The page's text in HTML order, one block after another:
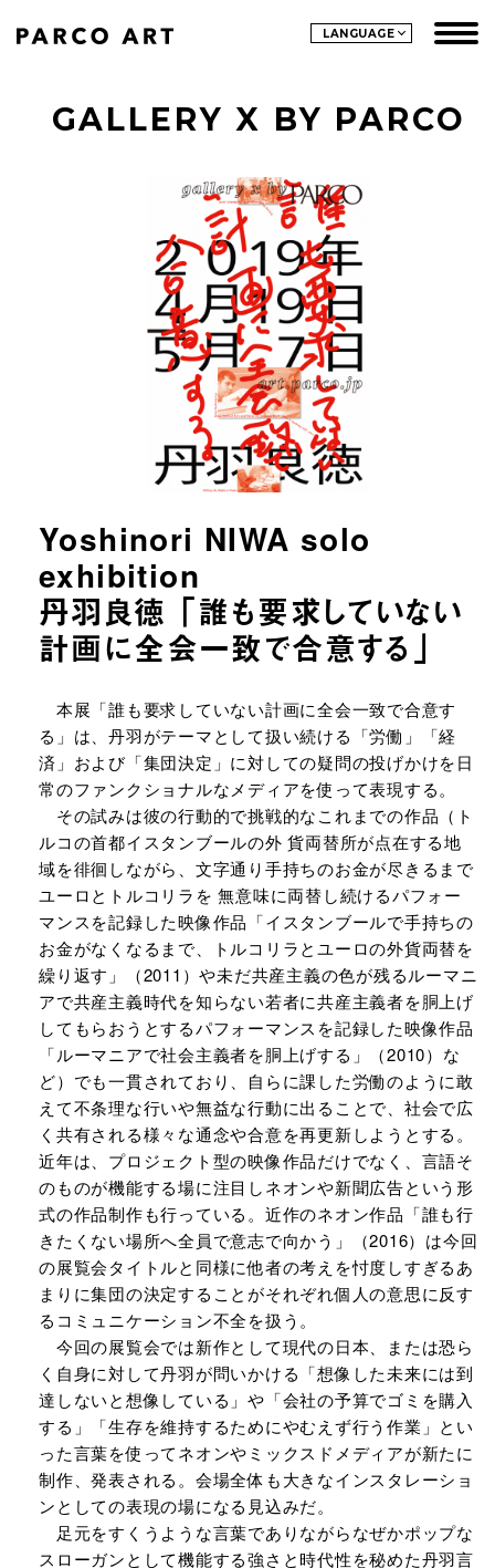
LANGUAGE
GALLERY X BY PARCO
Yoshinori NIWA solo
exhibition
丹羽良徳 「誰も要求していない
計画に全会一致で合意する」
URLをコピーする
本展「誰も要求していない計画に全会一致で合意す
る」は、丹羽がテーマとして扱い続ける「労働」「経
済」および「集団決定」に対しての疑問の投げかけを日
常のファンクショナルなメディアを使って表現する。
その試みは彼の行動的で挑戦的なこれまでの作品（ト
ルコの首都イスタンブールの外 貨両替所が点在する地
域を徘徊しながら、文字通り手持ちのお金が尽きるまで
ユーロとトルコリラを 無意味に両替し続けるパフォー
マンスを記録した映像作品「イスタンブールで手持ちの
お金がなくなるまで、トルコリラとユーロの外貨両替を
繰り返す」（2011）や未だ共産主義の色が残るルーマニ
アで共産主義時代を知らない若者に共産主義者を胴上げ
してもらおうとするパフォーマンスを記録した映像作品
「ルーマニアで社会主義者を胴上げする」（2010）な
ど）でも一貫されており、自らに課した労働のように敢
えて不条理な行いや無益な行動に出ることで、社会で広
く共有される様々な通念や合意を再更新しようとする。
近年は、プロジェクト型の映像作品だけでなく、言語そ
のものが機能する場に注目しネオンや新聞広告という形
式の作品制作も行っている。近作のネオン作品「誰も行
きたくない場所へ全員で意志で向かう」（2016）は今回
の展覧会タイトルと同様に他者の考えを忖度しすぎるあ
まりに集団の決定することがそれぞれ個人の意思に反す
るコミュニケーション不全を扱う。
今回の展覧会では新作として現代の日本、または恐ら
く自身に対して丹羽が問いかける「想像した未来には到
達しないと想像している」や「会社の予算でゴミを購入
する」「生存を維持するためにやむえず行う作業」とい
った言葉を使ってネオンやミックスドメディアが新たに
制作、発表される。会場全体も大きなインスタレーショ
ンとしての表現の場になる見込みだ。
足元をすくうような言葉でありながらなぜかポップな
スローガンとして機能する強さと時代性を秘めた丹羽言